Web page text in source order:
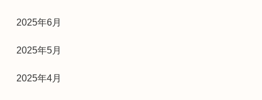
2025年6月
2025年5月
2025年4月